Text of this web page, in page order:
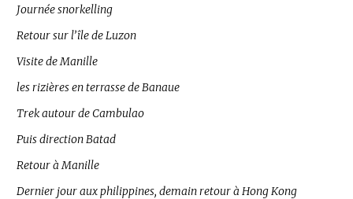
Journée snorkelling
Retour sur l’île de Luzon
Visite de Manille
les rizières en terrasse de Banaue
Trek autour de Cambulao
Puis direction Batad
Retour à Manille
Dernier jour aux philippines, demain retour à Hong Kong